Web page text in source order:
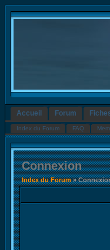
Accueil Forum
Index du Forum FAQ
Connexion
Index du Forum»